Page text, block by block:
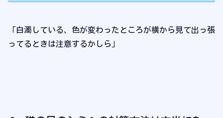
「白濁している、色が変わったところが横から見て出っ張
ってるときは注意するかしら」